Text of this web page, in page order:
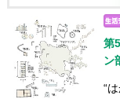
第
ン
“